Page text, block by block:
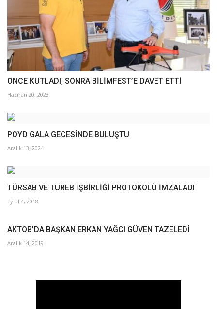
ÖNCE KUTLADI, SONRA BİLİMFEST’E DAVET ETTİ
Haziran 20, 2023
POYD GALA GECESİNDE BULUŞTU
Aralık 13, 2024
TÜRSAB VE TUREB İŞBİRLİĞİ PROTOKOLÜ İMZALADI
Eylül 4, 2018
AKTOB’DA BAŞKAN ERKAN YAĞCI GÜVEN TAZELEDİ
Aralık 14, 2019